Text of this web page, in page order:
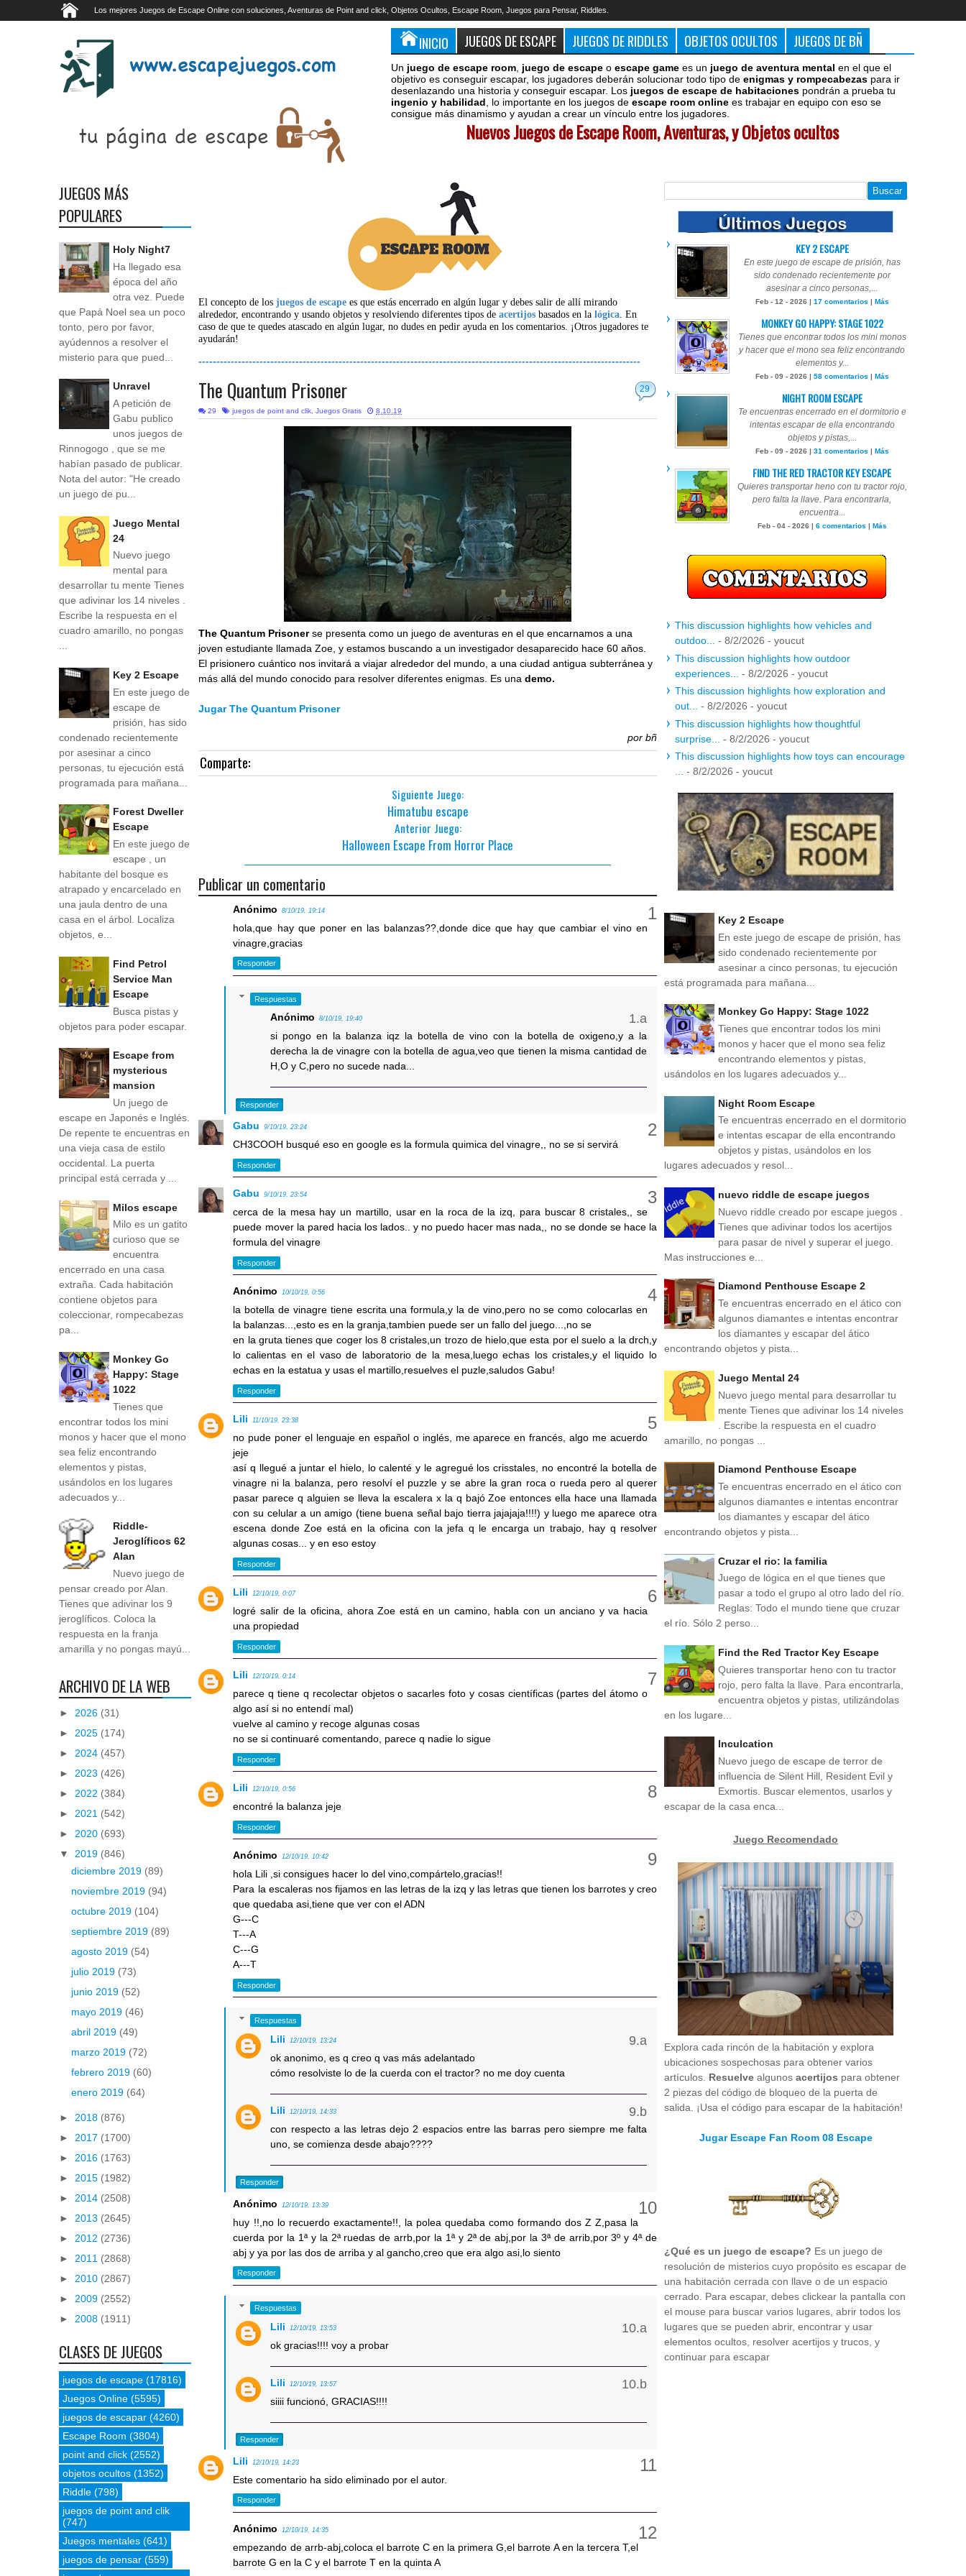
Los mejores Juegos de Escape Online con soluciones, Aventuras de Point and click, Objetos Ocultos, Escape Room, Juegos para Pensar, Riddles.
INICIO JUEGOS DE ESCAPE JUEGOS DE RIDDLES OBJETOS OCULTOS JUEGOS DE BÑ
Un juego de escape room juego de escape o escape game es un juego de aventura mental en el que el
objetivo es conseguir escapar, los jugadores deberán solucionar todo tipo de enigmas y rompecabezas para ir
desenlazando una historia y conseguir escapar. Los juegos de escape de habitaciones pondrán a prueba tu
ingenio y habilidad , lo importante en los juegos de escape room online es trabajar en equipo con eso se
consigue más dinamismo y ayudan a crear un vínculo entre los jugadores.
Nuevos Juegos de Escape Room, Aventuras, y Objetos ocultos
El concepto de losjuegos de escape es que estás encerrado en algún lugar y debes salir de allí mirando
alrededor, encontrando y usando objetos y resolviendo diferentes tipos deacertijos basados en lalógica. En
caso de que te quedes atascado en algún lugar, no dudes en pedir ayuda en los comentarios. ¡Otros jugadores te
ayudarán!
---------------------------------------------------------------------------------------------------------------------------
29
The Quantum Prisoner
29 juegos de point and clik Juegos Gratis 8.10.19
The Quantum Prisonerse presenta como un juego de aventuras en el que encarnamos a una
joven estudiante llamada Zoe, y estamos buscando a un investigador desaparecido hace 60 años.
El prisionero cuántico nos invitará a viajar alrededor del mundo, a una ciudad antigua subterránea y
más allá del mundo conocido para resolver diferentes enigmas. Es unademo.
Jugar The Quantum Prisoner
por bñ
Comparte:
Siguiente Juego:
Himatubu escape
Anterior Juego:
Halloween Escape From Horror Place
Publicar un comentario
Anónimo 8/10/19, 19:14
hola,que hay que poner en las balanzas??,donde dice que hay que cambiar el vino en
vinagre,gracias
Responder
Respuestas
Anónimo 8/10/19, 19:40
si pongo en la balanza iqz la botella de vino con la botella de oxigeno,y a la
derecha la de vinagre con la botella de agua,veo que tienen la misma cantidad de
H,O y C,pero no sucede nada...
Responder
Gabu 9/10/19, 23:24
CH3COOH busqué eso en google es la formula quimica del vinagre,, no se si servirá
Responder
Gabu 9/10/19, 23:54
cerca de la mesa hay un martillo, usar en la roca de la izq, para buscar 8 cristales,, se
puede mover la pared hacia los lados.. y no puedo hacer mas nada,, no se donde se hace la
formula del vinagre
Responder
Anónimo 10/10/19, 0:56
la botella de vinagre tiene escrita una formula,y la de vino,pero no se como colocarlas en
la balanzas...,esto es en la granja,tambien puede ser un fallo del juego...,no se
en la gruta tienes que coger los 8 cristales,un trozo de hielo,que esta por el suelo a la drch,y
lo calientas en el vaso de laboratorio de la mesa,luego echas los cristales,y el liquido lo
echas en la estatua y usas el martillo,resuelves el puzle,saludos Gabu!
Responder
Lili 11/10/19, 23:38
no pude poner el lenguaje en español o inglés, me aparece en francés, algo me acuerdo
jeje
así q llegué a juntar el hielo, lo calenté y le agregué los crisstales, no encontré la botella de
vinagre ni la balanza, pero resolví el puzzle y se abre la gran roca o rueda pero al querer
pasar parece q alguien se lleva la escalera x la q bajó Zoe entonces ella hace una llamada
con su celular a un amigo (tiene buena señal bajo tierra jajajaja!!!!) y luego me aparece otra
escena donde Zoe está en la oficina con la jefa q le encarga un trabajo, hay q resolver
algunas cosas... y en eso estoy
Responder
Lili 12/10/19, 0:07
logré salir de la oficina, ahora Zoe está en un camino, habla con un anciano y va hacia
una propiedad
Responder
Lili 12/10/19, 0:14
parece q tiene q recolectar objetos o sacarles foto y cosas científicas (partes del átomo o
algo así si no entendí mal)
vuelve al camino y recoge algunas cosas
no se si continuaré comentando, parece q nadie lo sigue
Responder
Lili 12/10/19, 0:56
encontré la balanza jeje
Responder
Anónimo 12/10/19, 10:42
hola Lili ,si consigues hacer lo del vino,compártelo,gracias!!
Para la escaleras nos fijamos en las letras de la izq y las letras que tienen los barrotes y creo
que quedaba asi,tiene que ver con el ADN
G---C
T---A
C---G
A---T
Responder
Respuestas
Lili 12/10/19, 13:24
ok anonimo, es q creo q vas más adelantado
cómo resolviste lo de la cuerda con el tractor? no me doy cuenta
Lili 12/10/19, 14:33
con respecto a las letras dejo 2 espacios entre las barras pero siempre me falta
uno, se comienza desde abajo????
Responder
Anónimo 12/10/19, 13:39
huy !!,no lo recuerdo exactamente!!, la polea quedaba como formando dos Z Z,pasa la
cuerda por la 1ª y la 2ª ruedas de arrb,por la 1ª y 2ª de abj,por la 3ª de arrib,por 3º y 4ª de
abj y ya por las dos de arriba y al gancho,creo que era algo asi,lo siento
Responder
Respuestas
Lili 12/10/19, 13:53
ok gracias!!!! voy a probar
Lili 12/10/19, 13:57
siiii funcionó, GRACIAS!!!!
Responder
Lili 12/10/19, 14:23
Este comentario ha sido eliminado por el autor.
Responder
Anónimo 12/10/19, 14:35
empezando de arrb-abj,coloca el barrote C en la primera G,el barrote A en la tercera T,el
barrote G en la C y el barrote T en la quinta A
JUEGOS MÁS
POPULARES
Holy Night7
Ha llegado esa
época del año
otra vez. Puede
que Papá Noel sea un poco
tonto, pero por favor,
ayúdennos a resolver el
misterio para que pued...
Unravel
A petición de
Gabu publico
unos juegos de
Rinnogogo , que se me
habían pasado de publicar.
Nota del autor: "He creado
un juego de pu...
Juego Mental
24
Nuevo juego
mental para
desarrollar tu mente Tienes
que adivinar los 14 niveles .
Escribe la respuesta en el
cuadro amarillo, no pongas
...
Key 2 Escape
En este juego de
escape de
prisión, has sido
condenado recientemente
por asesinar a cinco
personas, tu ejecución está
programada para mañana...
Forest Dweller
Escape
En este juego de
escape , un
habitante del bosque es
atrapado y encarcelado en
una jaula dentro de una
casa en el árbol. Localiza
objetos, e...
Find Petrol
Service Man
Escape
Busca pistas y
objetos para poder escapar.
Escape from
mysterious
mansion
Un juego de
escape en Japonés e Inglés.
De repente te encuentras en
una vieja casa de estilo
occidental. La puerta
principal está cerrada y ...
Milos escape
Milo es un gatito
curioso que se
encuentra
encerrado en una casa
extraña. Cada habitación
contiene objetos para
coleccionar, rompecabezas
pa...
Monkey Go
Happy: Stage
1022
Tienes que
encontrar todos los mini
monos y hacer que el mono
sea feliz encontrando
elementos y pistas,
usándolos en los lugares
adecuados y...
Riddle-
Jeroglíficos 62
Alan
Nuevo juego de
pensar creado por Alan.
Tienes que adivinar los 9
jeroglíficos. Coloca la
respuesta en la franja
amarilla y no pongas mayú...
ARCHIVO DE LA WEB
► 2026 (31)
► 2025 (174)
► 2024 (457)
► 2023 (426)
► 2022 (384)
► 2021 (542)
► 2020 (693)
▼ 2019 (846)
diciembre 2019 (89)
noviembre 2019 (94)
octubre 2019 (104)
septiembre 2019 (89)
agosto 2019 (54)
julio 2019 (73)
junio 2019 (52)
mayo 2019 (46)
abril 2019 (49)
marzo 2019 (72)
febrero 2019 (60)
enero 2019 (64)
► 2018 (876)
► 2017 (1700)
► 2016 (1763)
► 2015 (1982)
► 2014 (2508)
► 2013 (2645)
► 2012 (2736)
► 2011 (2868)
► 2010 (2867)
► 2009 (2552)
► 2008 (1911)
CLASES DE JUEGOS
juegos de escape (17816)
Juegos Online (5595)
juegos de escapar (4260)
Escape Room (3804)
point and click (2552)
objetos ocultos (1352)
Riddle (798)
juegos de point and clik
(747)
Juegos mentales (641)
juegos de pensar (559)
KEY 2 ESCAPE
En este juego de escape de prisión, has
sido condenado recientemente por
asesinar a cinco personas,...
Feb - 12 - 2026 | 17 comentarios | Más
MONKEY GO HAPPY: STAGE 1022
Tienes que encontrar todos los mini monos
y hacer que el mono sea feliz encontrando
elementos y...
Feb - 09 - 2026 | 58 comentarios | Más
NIGHT ROOM ESCAPE
Te encuentras encerrado en el dormitorio e
intentas escapar de ella encontrando
objetos y pistas,...
Feb - 09 - 2026 | 31 comentarios | Más
FIND THE RED TRACTOR KEY ESCAPE
Quieres transportar heno con tu tractor rojo,
pero falta la llave. Para encontrarla,
encuentra...
Feb - 04 - 2026 | 6 comentarios | Más
This discussion highlights how vehicles and
outdoo...
- 8/2/2026 - youcut
This discussion highlights how outdoor
experiences...
- 8/2/2026 - youcut
This discussion highlights how exploration and
out...
- 8/2/2026 - youcut
This discussion highlights how thoughtful
surprise...
- 8/2/2026 - youcut
This discussion highlights how toys can encourage
- 8/2/2026 - youcut
Key 2 Escape
En este juego de escape de prisión, has
sido condenado recientemente por
asesinar a cinco personas, tu ejecución
está programada para mañana...
Monkey Go Happy: Stage 1022
Tienes que encontrar todos los mini
monos y hacer que el mono sea feliz
encontrando elementos y pistas,
usándolos en los lugares adecuados y...
Night Room Escape
Te encuentras encerrado en el dormitorio
e intentas escapar de ella encontrando
objetos y pistas, usándolos en los
lugares adecuados y resol...
nuevo riddle de escape juegos
Nuevo riddle creado por escape juegos .
Tienes que adivinar todos los acertijos
para pasar de nivel y superar el juego.
Mas instrucciones e...
Diamond Penthouse Escape 2
Te encuentras encerrado en el ático con
algunos diamantes e intentas encontrar
los diamantes y escapar del ático
encontrando objetos y pista...
Juego Mental 24
Nuevo juego mental para desarrollar tu
mente Tienes que adivinar los 14 niveles
. Escribe la respuesta en el cuadro
amarillo, no pongas ...
Diamond Penthouse Escape
Te encuentras encerrado en el ático con
algunos diamantes e intentas encontrar
los diamantes y escapar del ático
encontrando objetos y pista...
Cruzar el rio: la familia
Juego de lógica en el que tienes que
pasar a todo el grupo al otro lado del río.
Reglas: Todo el mundo tiene que cruzar
el río. Sólo 2 perso...
Find the Red Tractor Key Escape
Quieres transportar heno con tu tractor
rojo, pero falta la llave. Para encontrarla,
encuentra objetos y pistas, utilizándolas
en los lugare...
Inculcation
Nuevo juego de escape de terror de
influencia de Silent Hill, Resident Evil y
Exmortis. Buscar elementos, usarlos y
escapar de la casa enca...
Juego Recomendado
Explora cada rincón de la habitación y explora
ubicaciones sospechosas para obtener varios
artículos. Resuelve algunos acertijos para obtener
2 piezas del código de bloqueo de la puerta de
salida. ¡Usa el código para escapar de la habitación!
Jugar Escape Fan Room 08 Escape
¿Qué es un juego de escape? Es un juego de
resolución de misterios cuyo propósito es escapar de
una habitación cerrada con llave o de un espacio
cerrado. Para escapar, debes clickear la pantalla con
el mouse para buscar varios lugares, abrir todos los
lugares que se pueden abrir, encontrar y usar
elementos ocultos, resolver acertijos y trucos, y
continuar para escapar